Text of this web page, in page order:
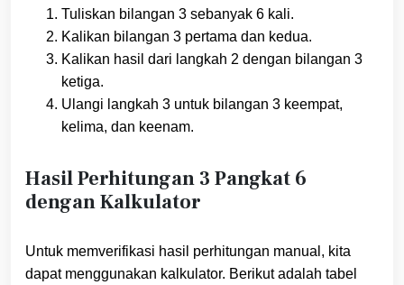
Tuliskan bilangan 3 sebanyak 6 kali.
Kalikan bilangan 3 pertama dan kedua.
Kalikan hasil dari langkah 2 dengan bilangan 3
ketiga.
Ulangi langkah 3 untuk bilangan 3 keempat,
kelima, dan keenam.
Hasil Perhitungan 3 Pangkat 6
dengan Kalkulator
Untuk memverifikasi hasil perhitungan manual, kita
dapat menggunakan kalkulator. Berikut adalah tabel